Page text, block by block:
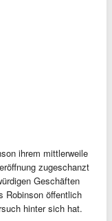
ihrem mittlerweile
zugeschanzt
Geschäften
Robinson öffentlich
hinter sich hat.